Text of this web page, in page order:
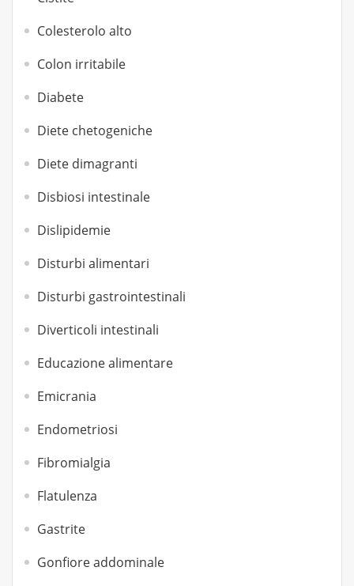
Colesterolo alto
Colon irritabile
Diabete
Diete chetogeniche
Diete dimagranti
Disbiosi intestinale
Dislipidemie
Disturbi alimentari
Disturbi gastrointestinali
Diverticoli intestinali
Educazione alimentare
Emicrania
Endometriosi
Fibromialgia
Flatulenza
Gastrite
Gonfiore addominale